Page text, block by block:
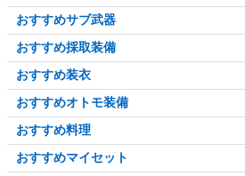
おすすめサブ武器
おすすめ採取装備
おすすめ装衣
おすすめオトモ装備
おすすめ料理
おすすめマイセット